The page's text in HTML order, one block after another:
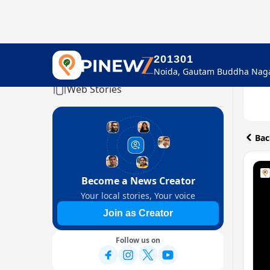
201301
Home
Web Stories
Become a News Creator
Your local stories, Your voice
Join as Creator
Follow us on